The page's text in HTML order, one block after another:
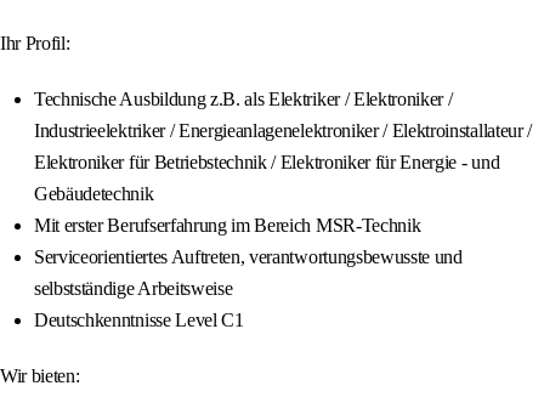
Ihr Profil:
Technische Ausbildung z.B. als Elektriker / Elektroniker /
Industrieelektriker / Energieanlagenelektroniker / Elektroinstallateur /
Elektroniker für Betriebstechnik / Elektroniker für Energie - und
Gebäudetechnik
Mit erster Berufserfahrung im Bereich MSR-Technik
Serviceorientiertes Auftreten, verantwortungsbewusste und
selbstständige Arbeitsweise
Deutschkenntnisse Level C1
Wir bieten: